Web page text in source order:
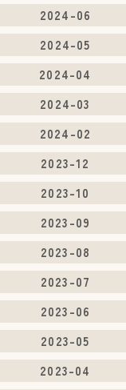
2024-06
2024-05
2024-04
2024-03
2024-02
2023-12
2023-10
2023-09
2023-08
2023-07
2023-06
2023-05
2023-04